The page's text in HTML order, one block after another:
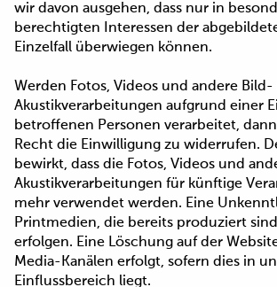
wir davon ausgehen, dass nur in
berechtigten Interessen der
Einzelfall überwiegen können.
Werden Fotos, Videos und andere Bild-
Akustikverarbeitungen aufgrund einer
betroffenen Personen verarbeitet,
Recht die Einwilligung zu widerrufen.
bewirkt, dass die Fotos, Videos und
Akustikverarbeitungen für künftige
mehr verwendet werden. Eine
Printmedien, die bereits produziert
erfolgen. Eine Löschung auf der
Media-Kanälen erfolgt, sofern dies in
Einflussbereich liegt.